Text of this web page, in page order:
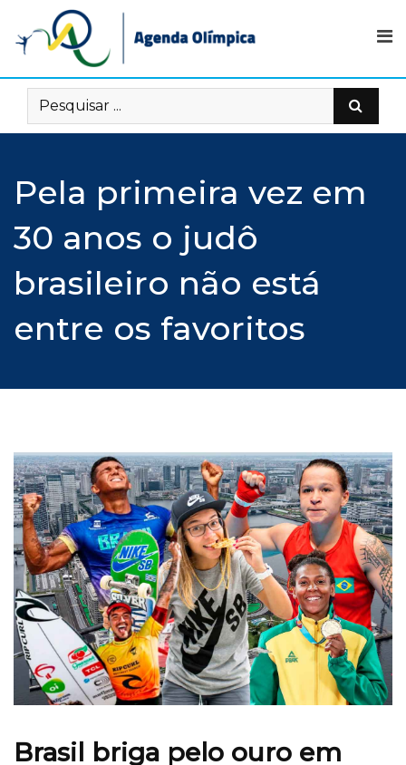
content
Pela primeira vez em
30 anos o judô
brasileiro não está
entre os favoritos
Brasil briga pelo ouro em